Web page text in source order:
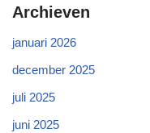
Archieven
januari 2026
december 2025
juli 2025
juni 2025